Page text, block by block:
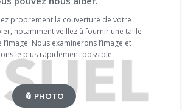
proprement la couverture de votre
notamment veillez à fournir une taille
Nous examinerons l’image et
le plus rapidement possible.
📎 PHOTO